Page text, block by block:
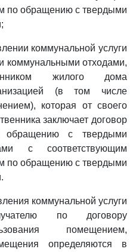
по обращению с твердыми
коммунальной услуги
коммунальными отходами,
жилого дома
(в том числе
которая от своего
заключает договор
обращению с твердыми
с соответствующим
по обращению с твердыми
коммунальной услуги
по договору
помещением,
определяются в